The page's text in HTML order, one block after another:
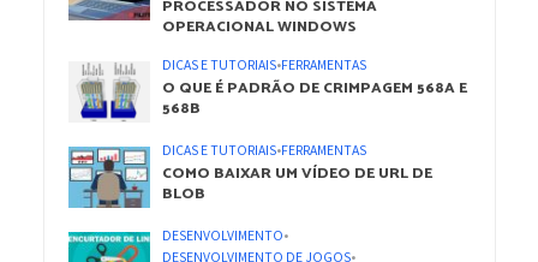
PROCESSADOR NO SISTEMA
OPERACIONAL WINDOWS
DICAS E TUTORIAIS•FERRAMENTAS
O QUE É PADRÃO DE CRIMPAGEM 568A E
568B
DICAS E TUTORIAIS•FERRAMENTAS
COMO BAIXAR UM VÍDEO DE URL DE
BLOB
DESENVOLVIMENTO•
DESENVOLVIMENTO DE JOGOS•